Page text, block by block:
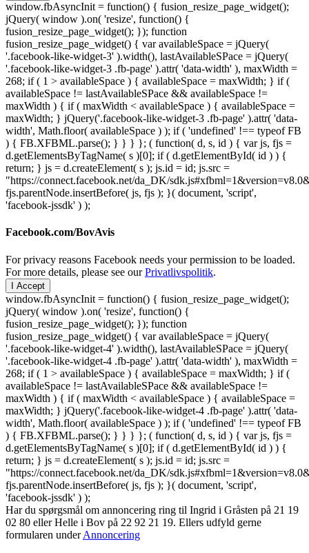
window.fbAsyncInit = function() { fusion_resize_page_widget();
jQuery( window ).on( 'resize', function() {
fusion_resize_page_widget(); }); function
fusion_resize_page_widget() { var availableSpace = jQuery(
'.facebook-like-widget-3' ).width(), lastAvailableSPace = jQuery(
'.facebook-like-widget-3 .fb-page' ).attr( 'data-width' ), maxWidth =
268; if ( 1 > availableSpace ) { availableSpace = maxWidth; } if (
availableSpace != lastAvailableSPace && availableSpace !=
maxWidth ) { if ( maxWidth < availableSpace ) { availableSpace =
maxWidth; } jQuery('.facebook-like-widget-3 .fb-page' ).attr( 'data-
width', Math.floor( availableSpace ) ); if ( 'undefined' !== typeof FB
) { FB.XFBML.parse(); } } } }; ( function( d, s, id ) { var js, fjs =
d.getElementsByTagName( s )[0]; if ( d.getElementById( id ) ) {
return; } js = d.createElement( s ); js.id = id; js.src =
"https://connect.facebook.net/da_DK/
fjs.parentNode.insertBefore( js, fjs ); }( document, 'script',
'facebook-jssdk' ) );
Facebook.com/BovAvis
For privacy reasons Facebook needs your permission to be loaded.
For more details, please see ourPrivatlivspolitik.
I Accept
window.fbAsyncInit = function() { fusion_resize_page_widget();
jQuery( window ).on( 'resize', function() {
fusion_resize_page_widget(); }); function
fusion_resize_page_widget() { var availableSpace = jQuery(
'.facebook-like-widget-4' ).width(), lastAvailableSPace = jQuery(
'.facebook-like-widget-4 .fb-page' ).attr( 'data-width' ), maxWidth =
268; if ( 1 > availableSpace ) { availableSpace = maxWidth; } if (
availableSpace != lastAvailableSPace && availableSpace !=
maxWidth ) { if ( maxWidth < availableSpace ) { availableSpace =
maxWidth; } jQuery('.facebook-like-widget-4 .fb-page' ).attr( 'data-
width', Math.floor( availableSpace ) ); if ( 'undefined' !== typeof FB
) { FB.XFBML.parse(); } } } }; ( function( d, s, id ) { var js, fjs =
d.getElementsByTagName( s )[0]; if ( d.getElementById( id ) ) {
return; } js = d.createElement( s ); js.id = id; js.src =
"https://connect.facebook.net/da_DK/
fjs.parentNode.insertBefore( js, fjs ); }( document, 'script',
'facebook-jssdk' ) );
Har du spørgsmål om annoncering ring til Ingrid i Gråsten på 21 19
02 80 ‬eller Helle i Bov på 22 92 21 19‬. Ellers udfyld gerne
formularen underAnnoncering